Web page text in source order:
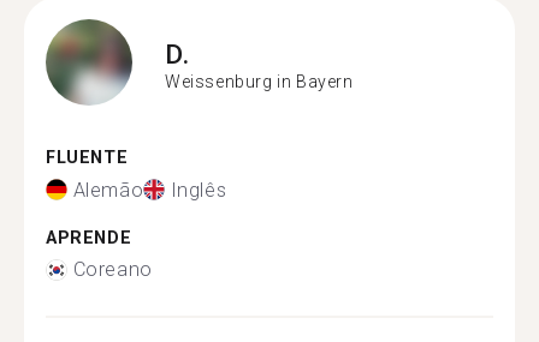
D.
Weissenburg in Bayern
FLUENTE
Alemão Inglês
APRENDE
Coreano